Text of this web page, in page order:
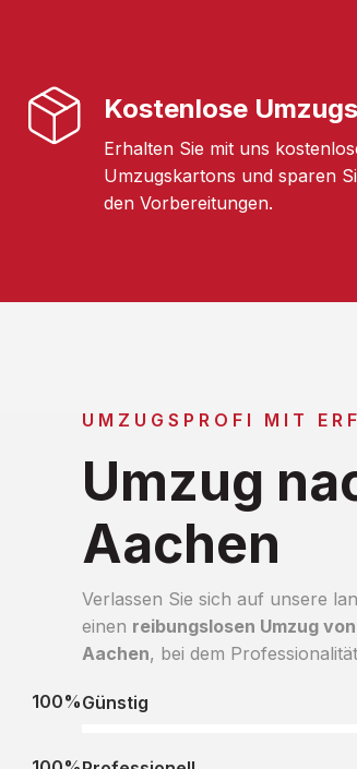
Kostenlose
Erhalten Sie mit uns
Umzugskartons und sparen
den Vorbereitungen.
UMZUGSPROFI MIT
Umzug
Aachen
Verlassen Sie sich auf unsere
einen reibungslosen Umzug
Aachen, bei dem
Günstig
100%